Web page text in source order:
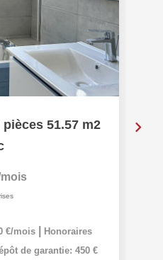
51.57 m2
€/mois
Honoraires
de garantie: 450 €